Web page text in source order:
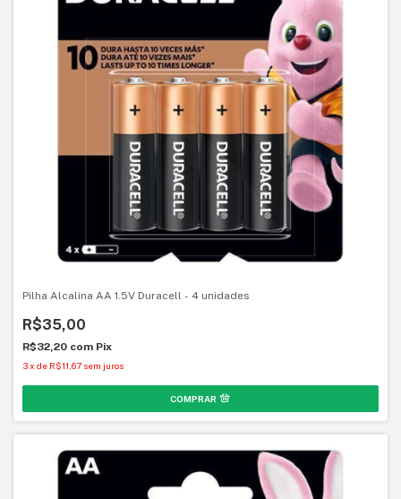
Pilha Alcalina AA 1.5V Duracell - 4 unidades
R$35,00
R$32,20 com Pix
3x de R$11,67 sem juros